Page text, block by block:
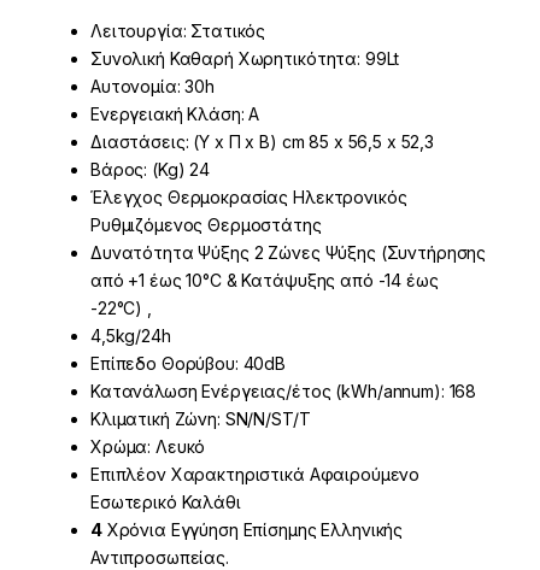
Λειτουργία: Στατικός
Συνολική Καθαρή Χωρητικότητα: 99Lt
Αυτονομία: 30h
Ενεργειακή Κλάση: A
Διαστάσεις: (Υ x Π x Β) cm 85 x 56,5 x 52,3
Βάρος: (Kg) 24
Έλεγχος Θερμοκρασίας Ηλεκτρονικός
Ρυθμιζόμενος Θερμοστάτης
Δυνατότητα Ψύξης 2 Ζώνες Ψύξης (Συντήρησης
από +1 έως 10°C & Κατάψυξης από -14 έως
-22°C) ,
4,5kg/24h
Επίπεδο Θορύβου: 40dB
Κατανάλωση Ενέργειας/έτος (kWh/annum): 168
Κλιματική Ζώνη: SN/N/ST/T
Χρώμα: Λευκό
Επιπλέον Χαρακτηριστικά Αφαιρούμενο
Εσωτερικό Καλάθι
4Χρόνια Εγγύηση Επίσημης Ελληνικής
Αντιπροσωπείας.